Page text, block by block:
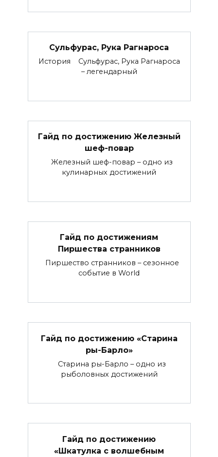
Сульфурас, Рука Рагнароса
История Сульфурас, Рука Рагнароса
– легендарный
Гайд по достижению Железный
шеф-повар
Железный шеф-повар – одно из
кулинарных достижений
Гайд по достижениям
Пиршества странников
Пиршество странников – сезонное
событие в World
Гайд по достижению «Старина
ры-Барло»
Старина ры-Барло – одно из
рыболовных достижений
Гайд по достижению
«Шкатулка с волшебным